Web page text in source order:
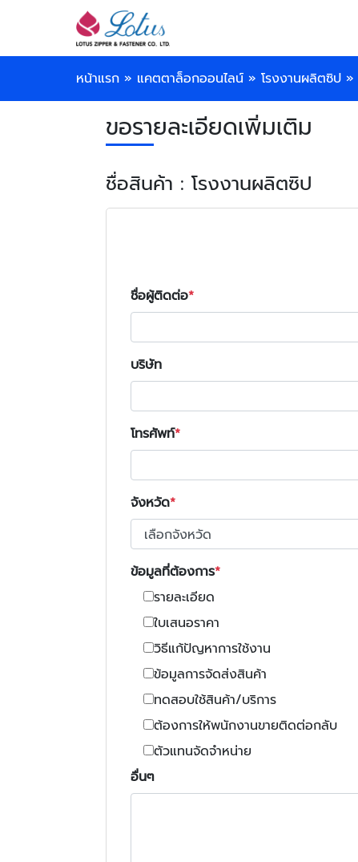
หน้าแรก » แคตตาล็อกออนไลน์ » โรงงานผลิตซิป »
ขอรายละเอียดเพิ่มเติม
ชื่อสินค้า : โรงงานผลิตซิป
ชื่อผู้ติดต่อ
บริษัท
โทรศัพท์
จังหวัด
ข้อมูลที่ต้องการ
รายละเอียด
ใบเสนอราคา
วิธีแก้ปัญหาการใช้งาน
ข้อมูลการจัดส่งสินค้า
ทดสอบใช้สินค้า/บริการ
ต้องการให้พนักงานขายติดต่อกลับ
ตัวแทนจัดจำหน่าย
อื่นๆ